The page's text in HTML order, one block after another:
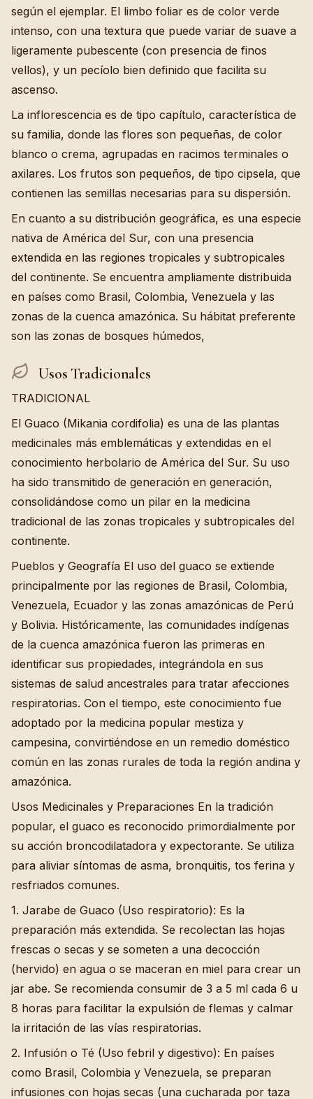
según el ejemplar. El limbo foliar es de color verde
intenso, con una textura que puede variar de suave a
ligeramente pubescente (con presencia de finos
vellos), y un pecíolo bien definido que facilita su
ascenso.
La inflorescencia es de tipo capítulo, característica de
su familia, donde las flores son pequeñas, de color
blanco o crema, agrupadas en racimos terminales o
axilares. Los frutos son pequeños, de tipo cipsela, que
contienen las semillas necesarias para su dispersión.
En cuanto a su distribución geográfica, es una especie
nativa de América del Sur, con una presencia
extendida en las regiones tropicales y subtropicales
del continente. Se encuentra ampliamente distribuida
en países como Brasil, Colombia, Venezuela y las
zonas de la cuenca amazónica. Su hábitat preferente
son las zonas de bosques húmedos,
Usos Tradicionales
TRADICIONAL
El Guaco (Mikania cordifolia) es una de las plantas
medicinales más emblemáticas y extendidas en el
conocimiento herbolario de América del Sur. Su uso
ha sido transmitido de generación en generación,
consolidándose como un pilar en la medicina
tradicional de las zonas tropicales y subtropicales del
continente.
Pueblos y Geografía El uso del guaco se extiende
principalmente por las regiones de Brasil, Colombia,
Venezuela, Ecuador y las zonas amazónicas de Perú
y Bolivia. Históricamente, las comunidades indígenas
de la cuenca amazónica fueron las primeras en
identificar sus propiedades, integrándola en sus
sistemas de salud ancestrales para tratar afecciones
respiratorias. Con el tiempo, este conocimiento fue
adoptado por la medicina popular mestiza y
campesina, convirtiéndose en un remedio doméstico
común en las zonas rurales de toda la región andina y
amazónica.
Usos Medicinales y Preparaciones En la tradición
popular, el guaco es reconocido primordialmente por
su acción broncodilatadora y expectorante. Se utiliza
para aliviar síntomas de asma, bronquitis, tos ferina y
resfriados comunes.
1. Jarabe de Guaco (Uso respiratorio): Es la
preparación más extendida. Se recolectan las hojas
frescas o secas y se someten a una decocción
(hervido) en agua o se maceran en miel para crear un
jar abe. Se recomienda consumir de 3 a 5 ml cada 6 u
8 horas para facilitar la expulsión de flemas y calmar
la irritación de las vías respiratorias.
2. Infusión o Té (Uso febril y digestivo): En países
como Brasil, Colombia y Venezuela, se preparan
infusiones con hojas secas (una cucharada por taza